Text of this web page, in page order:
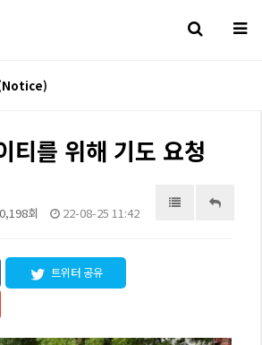
(Notice)
티를 위해 기도 요청
회 22-08-25 11:42
트위터 공유